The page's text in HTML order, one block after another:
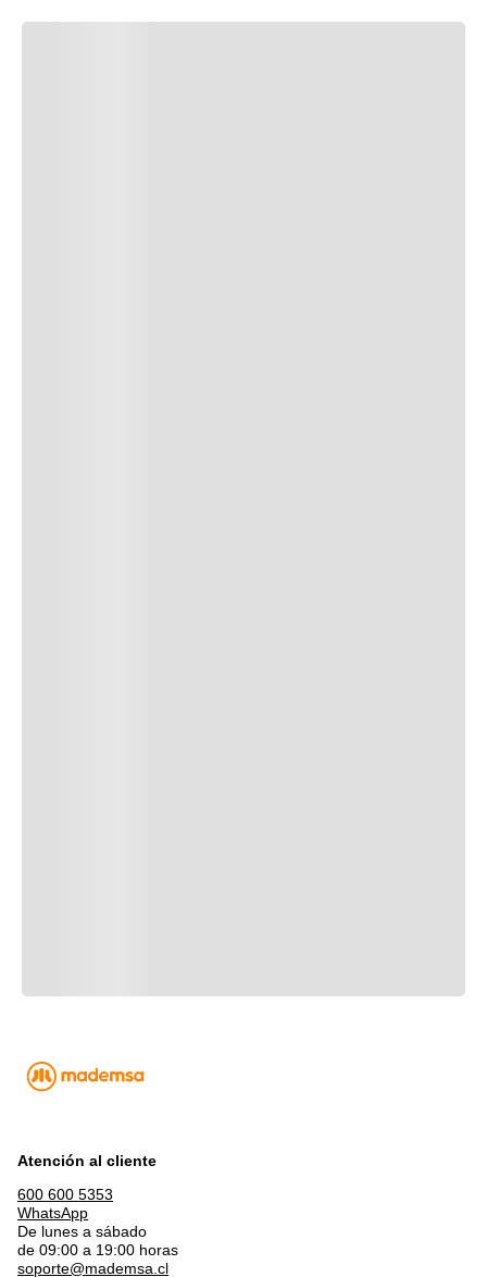
Atención al cliente
600 600 5353
WhatsApp
De lunes a sábado
de 09:00 a 19:00 horas
soporte@mademsa.cl